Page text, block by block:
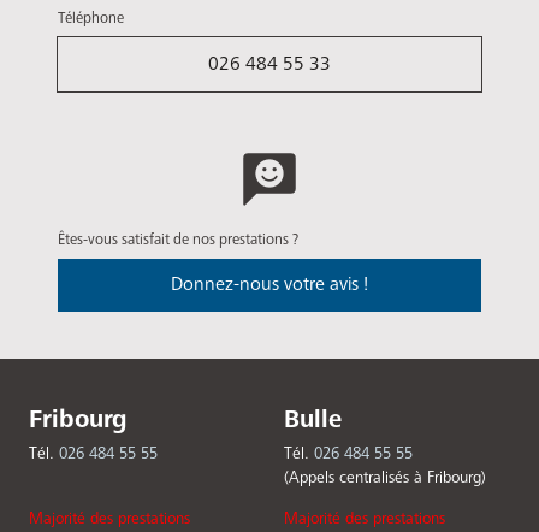
Téléphone
026 484 55 33
Êtes-vous satisfait de nos prestations ?
Donnez-nous votre avis !
Fribourg
Tél. 026 484 55 55
Majorité des prestations
Bulle
Tél. 026 484 55 55
(Appels centralisés à Fribourg)
Majorité des prestations